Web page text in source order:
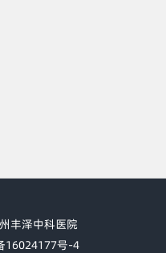
丰泽中科医院
16024177号-4